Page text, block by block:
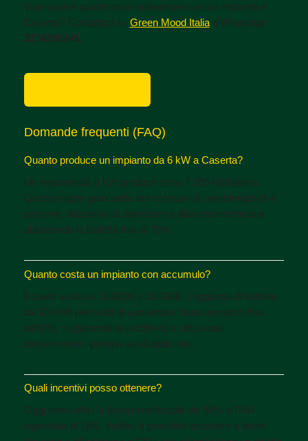
Vuoi sapere quanto puoi risparmiare con un impianto a
Caserta? Contattaci su Green Mood Italiao WhatsApp
3274280245.
Domande frequenti (FAQ)
Quanto produce un impianto da 6 kW a Caserta?
Un impianto da 6 kW produce circa 7.200 kWh/anno.
Questo copre gran parte dei consumi di una famiglia di 4
persone, riducendo la dipendenza dalla rete elettrica e
abbattendo la bolletta fino al 70%.
Quanto costa un impianto con accumulo?
Il costo varia tra 10.000€ e 18.000€. L’aggiunta di batterie
da 10 kWh permette di aumentare l’autoconsumo fino
all’80%, migliorando la redditività e riducendo
ulteriormente i prelievi serali dalla rete.
Quali incentivi posso ottenere?
Oggi sono attivi la detrazione fiscale del 50% e l’IVA
agevolata al 10%. Inoltre, è possibile accedere a bandi